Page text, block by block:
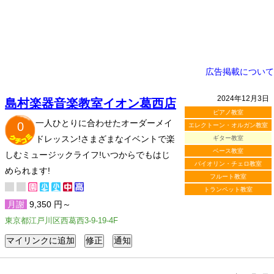
広告掲載について
2024年12月3日
ピアノ教室
エレクトーン・オルガン教室
ギター教室
ベース教室
バイオリン・チェロ教室
フルート教室
トランペット教室
島村楽器音楽教室イオン葛西店
0
一人ひとりに合わせたオーダーメイ
ドレッスン!さまざまなイベントで楽
しむミュージックライフ!いつからでもはじ
められます!
月謝 9,350 円～
東京都江戸川区西葛西3-9-19-4F